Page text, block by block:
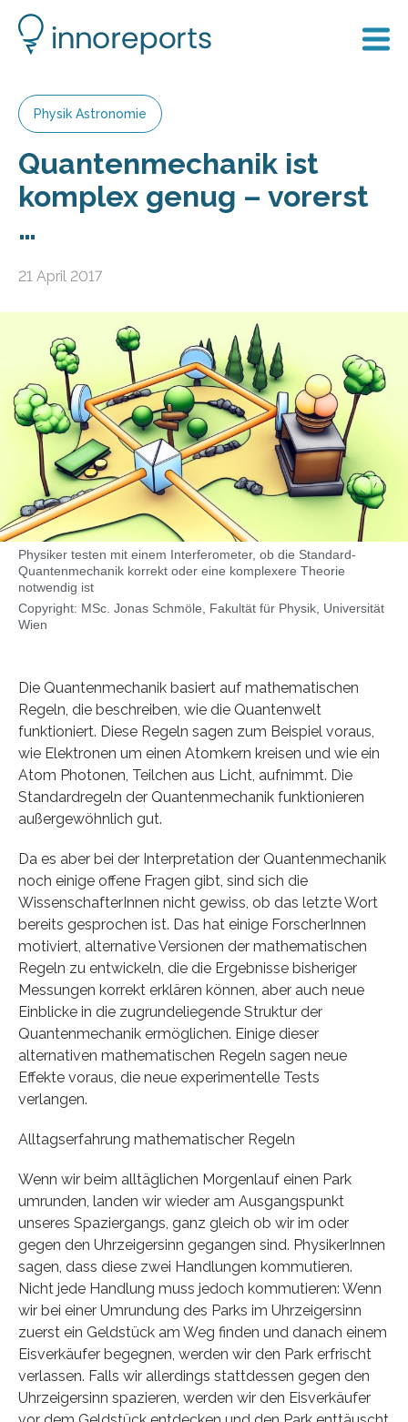
Physik Astronomie
Quantenmechanik ist
komplex genug – vorerst
…
21 April 2017
Physiker testen mit einem Interferometer, ob die Standard-
Quantenmechanik korrekt oder eine komplexere Theorie
notwendig ist
Copyright: MSc. Jonas Schmöle, Fakultät für Physik, Universität
Wien
Die Quantenmechanik basiert auf mathematischen
Regeln, die beschreiben, wie die Quantenwelt
funktioniert. Diese Regeln sagen zum Beispiel voraus,
wie Elektronen um einen Atomkern kreisen und wie ein
Atom Photonen, Teilchen aus Licht, aufnimmt. Die
Standardregeln der Quantenmechanik funktionieren
außergewöhnlich gut.
Da es aber bei der Interpretation der Quantenmechanik
noch einige offene Fragen gibt, sind sich die
WissenschafterInnen nicht gewiss, ob das letzte Wort
bereits gesprochen ist. Das hat einige ForscherInnen
motiviert, alternative Versionen der mathematischen
Regeln zu entwickeln, die die Ergebnisse bisheriger
Messungen korrekt erklären können, aber auch neue
Einblicke in die zugrundeliegende Struktur der
Quantenmechanik ermöglichen. Einige dieser
alternativen mathematischen Regeln sagen neue
Effekte voraus, die neue experimentelle Tests
verlangen.
Alltagserfahrung mathematischer Regeln
Wenn wir beim alltäglichen Morgenlauf einen Park
umrunden, landen wir wieder am Ausgangspunkt
unseres Spaziergangs, ganz gleich ob wir im oder
gegen den Uhrzeigersinn gegangen sind. PhysikerInnen
sagen, dass diese zwei Handlungen kommutieren.
Nicht jede Handlung muss jedoch kommutieren: Wenn
wir bei einer Umrundung des Parks im Uhrzeigersinn
zuerst ein Geldstück am Weg finden und danach einem
Eisverkäufer begegnen, werden wir den Park erfrischt
verlassen. Falls wir allerdings stattdessen gegen den
Uhrzeigersinn spazieren, werden wir den Eisverkäufer